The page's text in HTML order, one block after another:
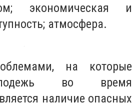
экономическая и
атмосфера.
на которые
во время
наличие опасных